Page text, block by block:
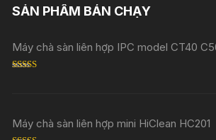
SẢN PHẨM BÁN CHẠY
Máy chà sàn liên hợp IPC model CT40
Máy chà sàn liên hợp mini HiClean HC201